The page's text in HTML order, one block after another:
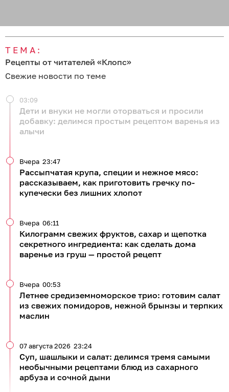
ТЕМА:
Рецепты от читателей «Клопс»
Свежие новости по теме
Дети и внуки не могли оторваться и просили
добавку: делимся простым рецептом варенья из
алычи
03:09
Рассыпчатая крупа, специи и нежное мясо:
рассказываем, как приготовить гречку по-
купечески без лишних хлопот
Вчера 23:47
Килограмм свежих фруктов, сахар и щепотка
секретного ингредиента: как сделать дома
варенье из груш — простой рецепт
Вчера 06:11
Летнее средиземноморское трио: готовим салат
из свежих помидоров, нежной брынзы и терпких
маслин
Вчера 00:53
Суп, шашлыки и салат: делимся тремя самыми
необычными рецептами блюд из сахарного
арбуза и сочной дыни
07 августа 2026 23:24